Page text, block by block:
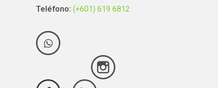
Teléfono: (+601) 619 6812